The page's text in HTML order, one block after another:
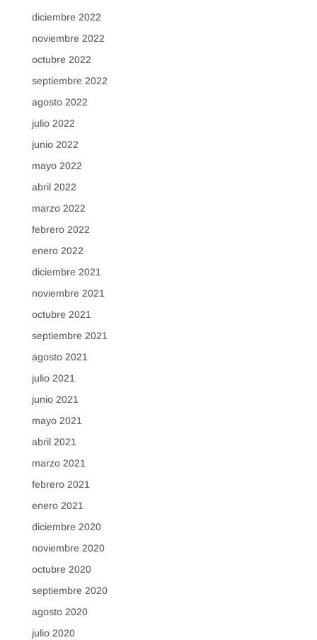
diciembre 2022
noviembre 2022
octubre 2022
septiembre 2022
agosto 2022
julio 2022
junio 2022
mayo 2022
abril 2022
marzo 2022
febrero 2022
enero 2022
diciembre 2021
noviembre 2021
octubre 2021
septiembre 2021
agosto 2021
julio 2021
junio 2021
mayo 2021
abril 2021
marzo 2021
febrero 2021
enero 2021
diciembre 2020
noviembre 2020
octubre 2020
septiembre 2020
agosto 2020
julio 2020